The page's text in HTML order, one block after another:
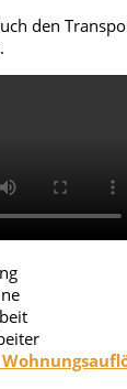
den